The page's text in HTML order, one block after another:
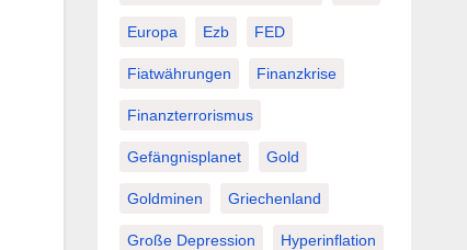
Europa Ezb FED
Fiatwährungen Finanzkrise
Finanzterrorismus
Gefängnisplanet Gold
Goldminen Griechenland
Große Depression Hyperinflation